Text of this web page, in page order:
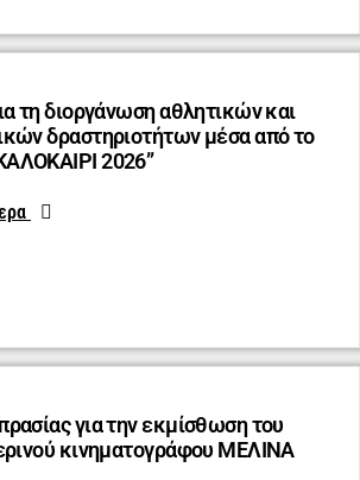
τη διοργάνωση αθλητικών και
δραστηριοτήτων μέσα από το
2026”
για την εκμίσθωση του
κινηματογράφου ΜΕΛΙΝΑ